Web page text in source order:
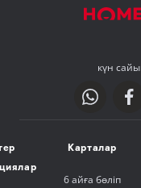
күн
Карталар
6 айға бөліп